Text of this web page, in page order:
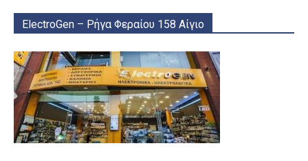
ElectroGen – Ρήγα Φεραίου 158 Αίγιο